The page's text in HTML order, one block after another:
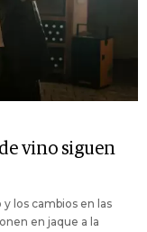
vino siguen
los cambios en las
en jaque a la